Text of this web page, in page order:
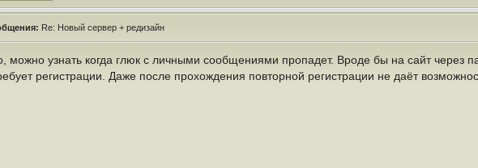
Re: Новый сервер + редизайн
можно узнать когда глюк с личными сообщениями пропадет. Вроде бы на сайт через
регистрации. Даже после прохождения повторной регистрации не даёт